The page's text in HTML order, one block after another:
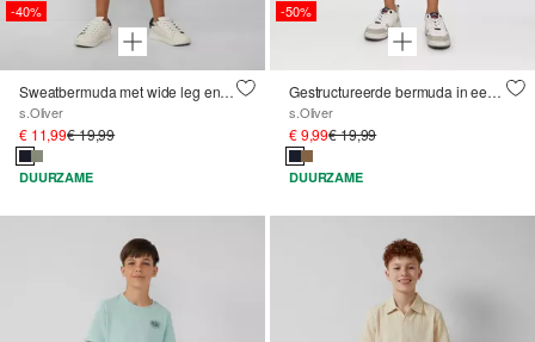
-40%
Sweatbermuda met wide leg en contrastdetails
s.Oliver
€ 11,99€ 19,99
DUURZAME
-50%
Gestructureerde bermuda in een loose fit
s.Oliver
€ 9,99€ 19,99
DUURZAME